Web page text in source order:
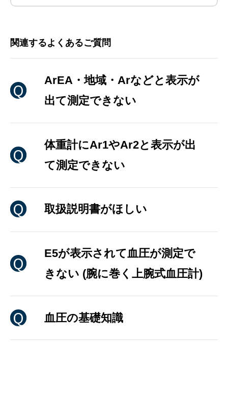
関連するよくあるご質問
ArEA・地域・Arなどと表示が
出て測定できない
体重計にAr1やAr2と表示が出
て測定できない
取扱説明書がほしい
E5が表示されて血圧が測定で
きない (腕に巻く上腕式血圧計)
血圧の基礎知識